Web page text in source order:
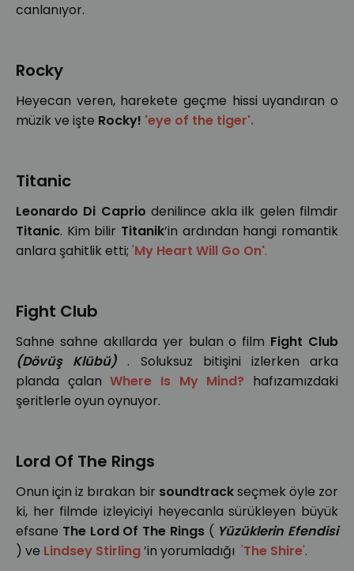
canlanıyor.
Rocky
Heyecan veren, harekete geçme hissi uyandıran o
müzik ve işte Rocky! 'eye of the tiger'.
Titanic
Leonardo Di Caprio denilince akla ilk gelen filmdir
Titanic. Kim bilir Titanik’in ardından hangi romantik
anlara şahitlik etti; 'My Heart Will Go On'.
Fight Club
Sahne sahne akıllarda yer bulan o film Fight Club
(Dövüş Klübü)
. Soluksuz bitişini izlerken arka
planda çalanWhere Is My Mind? hafızamızdaki
şeritlerle oyun oynuyor.
Lord Of The Rings
Onun için iz bırakan bir soundtrackseçmek öyle zor
ki, her filmde izleyiciyi heyecanla sürükleyen büyük
efsane The Lord Of The Rings( Yüzüklerin Efendisi
) ve Lindsey Stirling’in yorumladığı 'The Shire'.